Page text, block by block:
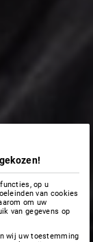
op u
van cookies
om uw
van gegevens op
wij uw toestemming